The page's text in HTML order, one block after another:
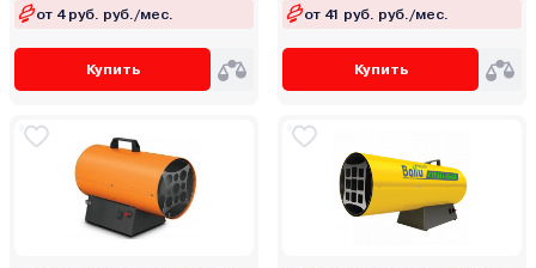
от 4 руб. руб./мес.
Купить
от 41 руб. руб./мес.
Купить